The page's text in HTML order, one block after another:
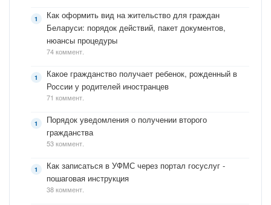
Как оформить вид на жительство для граждан
Беларуси: порядок действий, пакет документов,
нюансы процедуры
74 коммент.
Какое гражданство получает ребенок, рожденный в
России у родителей иностранцев
71 коммент.
Порядок уведомления о получении второго
гражданства
53 коммент.
Как записаться в УФМС через портал госуслуг -
пошаговая инструкция
38 коммент.